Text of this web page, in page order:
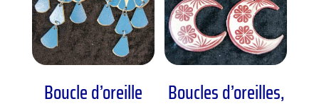
Boucle d’oreille
Boucles d’oreilles,